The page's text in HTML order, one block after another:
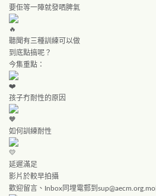
要佢等一陣就發哂脾氣
聽聞有三種訓練可以做
到底點搞呢？
今集重點：
孩子冇耐性的原因
如何訓練耐性
延遲滿足
影片於較早拍攝
歡迎留言、Inbox同埋電郵到 sup@aecm.org.mo